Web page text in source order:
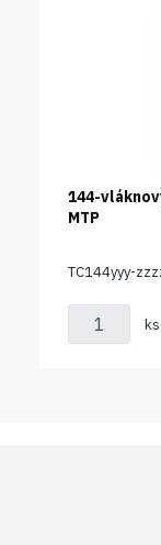
144-
MTP
TC144yyy-
ks